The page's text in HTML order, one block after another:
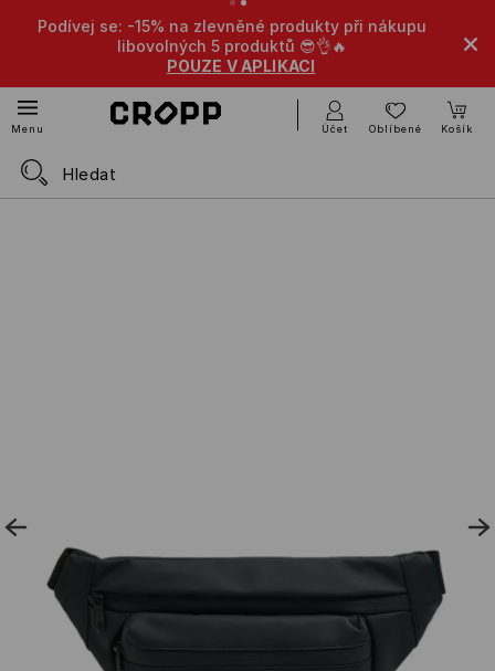
Podívej se: -15% na zlevněné produkty při nákupu
libovolných 5 produktů 😎👌🔥
POUZE V APLIKACI
Menu Účet Oblíbené Košík